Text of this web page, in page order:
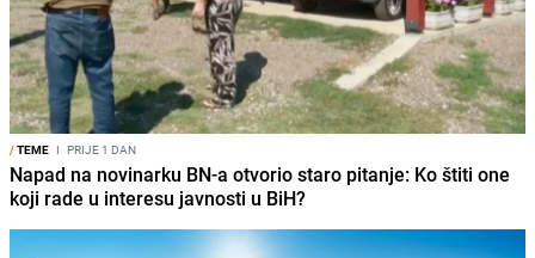
/TEME I PRIJE 1 DAN
Napad na novinarku BN-a otvorio staro pitanje: Ko štiti one
koji rade u interesu javnosti u BiH?